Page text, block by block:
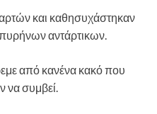
και καθησυχάστηκαν
αντάρτικων.
από κανένα κακό που
να συμβεί.